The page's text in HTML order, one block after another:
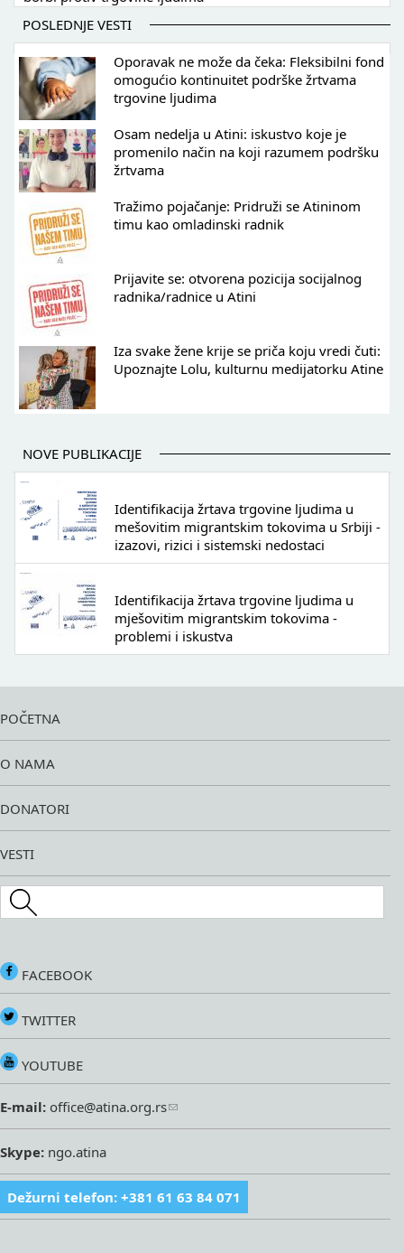
POSLEDNJE VESTI
Oporavak ne može da čeka: Fleksibilni fond
omogućio kontinuitet podrške žrtvama
trgovine ljudima
Osam nedelja u Atini: iskustvo koje je
promenilo način na koji razumem podršku
žrtvama
Tražimo pojačanje: Pridruži se Atininom
timu kao omladinski radnik
Prijavite se: otvorena pozicija socijalnog
radnika/radnice u Atini
Iza svake žene krije se priča koju vredi čuti:
Upoznajte Lolu, kulturnu medijatorku Atine
NOVE PUBLIKACIJE
Identifikacija žrtava trgovine ljudima u
mešovitim migrantskim tokovima u Srbiji -
izazovi, rizici i sistemski nedostaci
Identifikacija žrtava trgovine ljudima u
mješovitim migrantskim tokovima -
problemi i iskustva
POČETNA
O NAMA
DONATORI
VESTI
Search this site
FACEBOOK
TWITTER
YOUTUBE
E-mail: office@atina.org.rs
Skype: ngo.atina
Dežurni telefon: +381 61 63 84 071